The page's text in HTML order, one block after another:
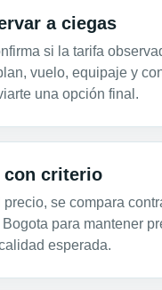
a ciegas
si la tarifa
vuelo, equipaje y
una opción final.
con criterio
precio, se compara
para mantener
esperada.